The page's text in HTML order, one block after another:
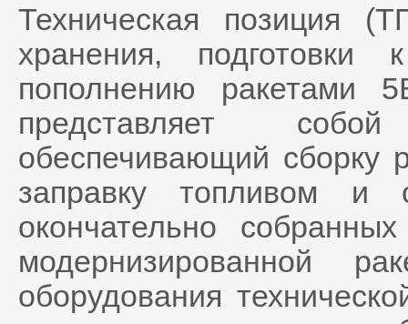
Техническая позиция
хранения,
пополнению ракетами
представляет
обеспечивающий сборку
заправку топливом и
окончательно
модернизированной
оборудования